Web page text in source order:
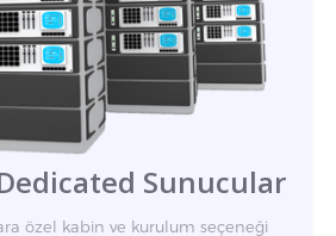
Sunucular
özel kabin ve kurulum seçeneği